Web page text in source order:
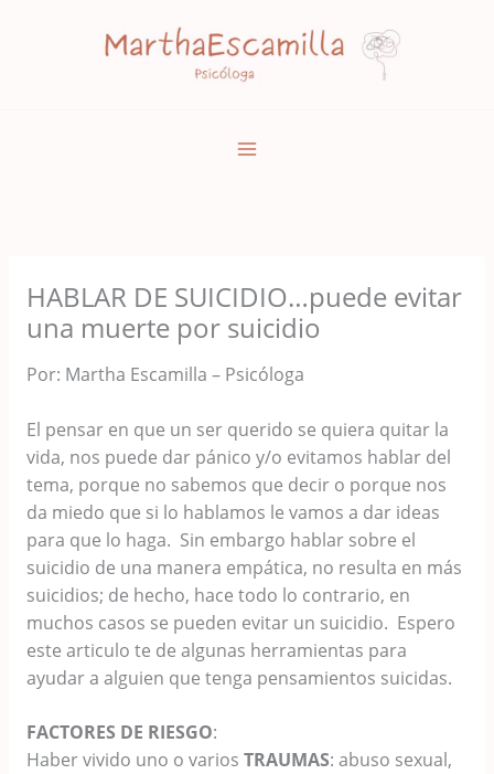
HABLAR DE SUICIDIO…puede evitar
una muerte por suicidio
Por: Martha Escamilla – Psicóloga
El pensar en que un ser querido se quiera quitar la
vida, nos puede dar pánico y/o evitamos hablar del
tema, porque no sabemos que decir o porque nos
da miedo que si lo hablamos le vamos a dar ideas
para que lo haga. Sin embargo hablar sobre el
suicidio de una manera empática, no resulta en más
suicidios; de hecho, hace todo lo contrario, en
muchos casos se pueden evitar un suicidio. Espero
este articulo te de algunas herramientas para
ayudar a alguien que tenga pensamientos suicidas.
FACTORES DE RIESGO:
Haber vivido uno o varios TRAUMAS: abuso sexual,